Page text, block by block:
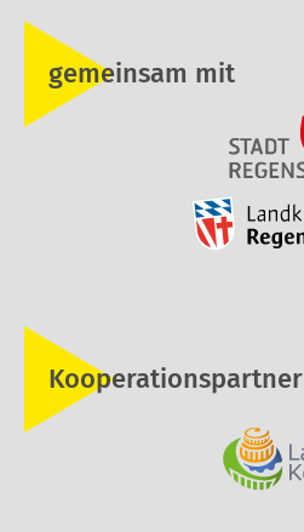
gemeinsam mit
Kooperationspartner